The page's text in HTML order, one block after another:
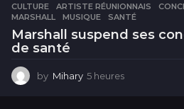
CULTURE ARTISTE RÉUNIONNAIS ,
MARSHALL
,MUSIQUE ,SANTÉ
Marshall suspend ses
de santé
by Mihary 5 heures